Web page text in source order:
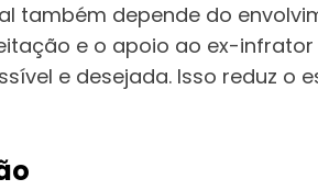
também depende do
e o apoio ao ex-
e desejada. Isso reduz o